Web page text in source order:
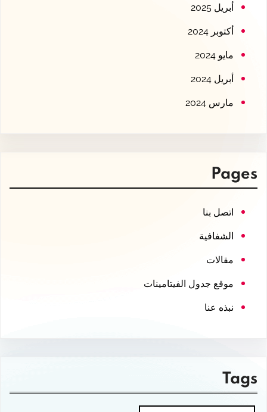
أبريل 2025
أكتوبر 2024
مايو 2024
أبريل 2024
مارس 2024
Pages
اتصل بنا
الشفافية
مقالات
موقع جدول الفيتامينات
نبذه عنا
Tags